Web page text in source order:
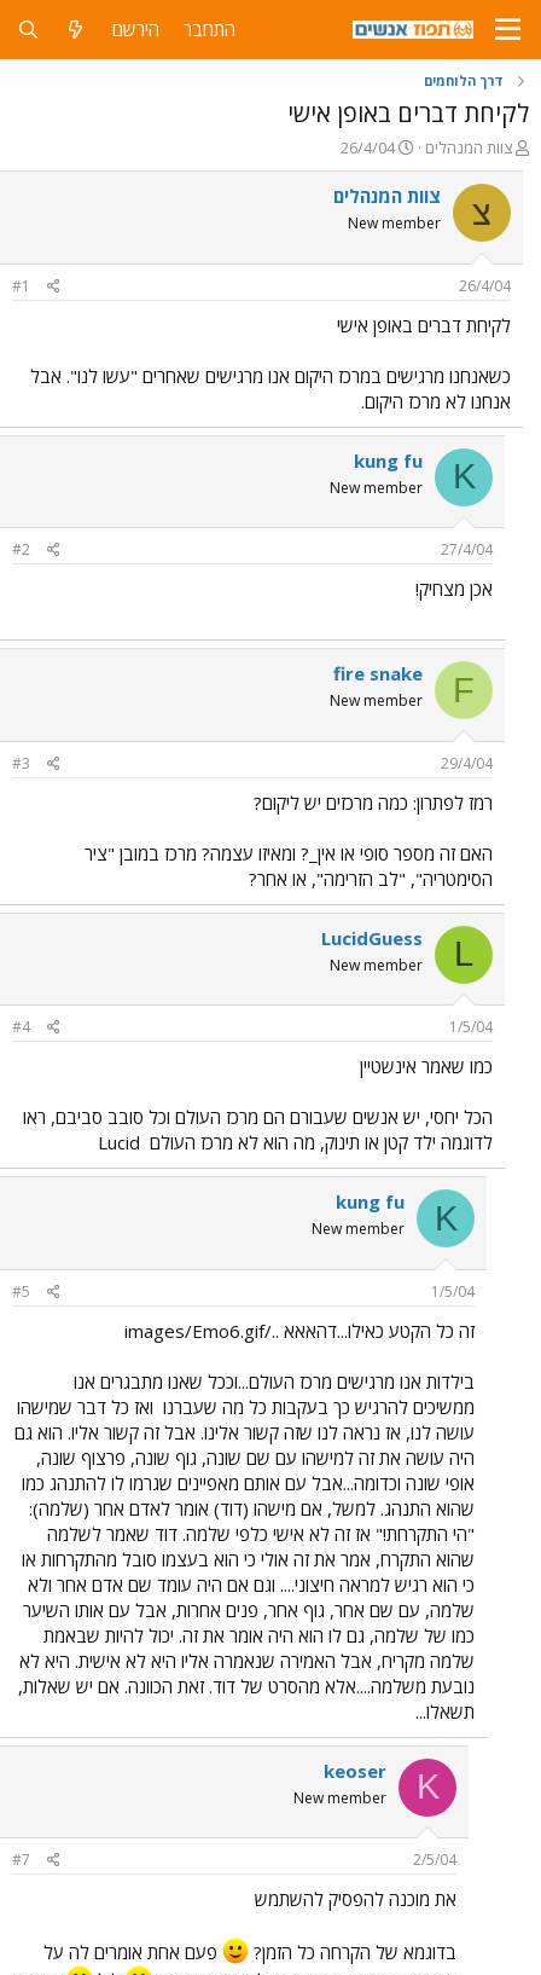
התחבר הירשם
דרך הלוחמים
לקיחת דברים באופן אישי
פ
ו
ת
ח
ה
ש
א
צוות המנהלים
פ
ו
ר
ם
ר
26/4/04
צ צוות המנהלים
New member
26/4/04
#1
לקיחת דברים באופן אישי
כשאנחנו מרגישים במרכז היקום אנו מרגישים שאחרים "עשו לנו". אבל
אנחנו לא מרכז היקום.
K
kung fu
New member
27/4/04
#2
אכן מצחיק!
F
fire snake
New member
29/4/04
#3
רמז לפתרון: כמה מרכזים יש ליקום?
האם זה מספר סופי או אין_? ומאיזו עצמה? מרכז במובן "ציר
הסימטריה", "לב הזרימה", או אחר?
L
LucidGuess
New member
1/5/04
#4
כמו שאמר אינשטיין
הכל יחסי, יש אנשים שעבורם הם מרכז העולם וכל סובב סביבם, ראו
לדוגמה ילד קטן או תינוק, מה הוא לא מרכז העולם
K
kung fu
New member
1/5/04
#5
זה כל הקטע כאילו...דהאאא ../images/Emo6.gif
בילדות אנו מרגישים מרכז העולם...וככל שאנו מתבגרים אנו
ממשיכים להרגיש כך בעקבות כל מה שעברנו ואז כל דבר שמישהו
עושה לנו, אז נראה לנו שזה קשור אלינו. אבל זה קשור אליו. הוא גם
היה עושה את זה למישהו עם שם שונה, גוף שונה, פרצוף שונה,
אופי שונה וכדומה...אבל עם אותם מאפיינים שגרמו לו להתנהג כמו
שהוא התנהג. למשל, אם מישהו (דוד) אומר לאדם אחר (שלמה):
"הי התקרחת!" אז זה לא אישי כלפי שלמה. דוד שאמר לשלמה
שהוא התקרח, אמר את זה אולי כי הוא בעצמו סובל מהתקרחות או
כי הוא רגיש למראה חיצוני.... וגם אם היה עומד שם אדם אחר ולא
שלמה, עם שם אחר, גוף אחר, פנים אחרות, אבל עם אותו השיער
כמו של שלמה, גם לו הוא היה אומר את זה. יכול להיות שבאמת
שלמה מקריח, אבל האמירה שנאמרה אליו היא לא אישית. היא לא
נובעת משלמה....אלא מהסרט של דוד. זאת הכוונה. אם יש שאלות,
תשאלו...
K
keoser
New member
2/5/04
#7
את מוכנה להפסיק להשתמש
בדוגמא של הקרחה כל הזמן?
פעם אחת אומרים לה על